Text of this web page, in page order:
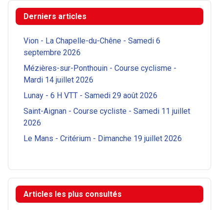
Derniers articles
Vion - La Chapelle-du-Chêne - Samedi 6
septembre 2026
Mézières-sur-Ponthouin - Course cyclisme -
Mardi 14 juillet 2026
Lunay - 6 H VTT - Samedi 29 août 2026
Saint-Aignan - Course cycliste - Samedi 11 juillet
2026
Le Mans - Critérium - Dimanche 19 juillet 2026
Articles les plus consultés